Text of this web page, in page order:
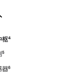
枢脚
⁴
脚
⁵
器脚
⁶